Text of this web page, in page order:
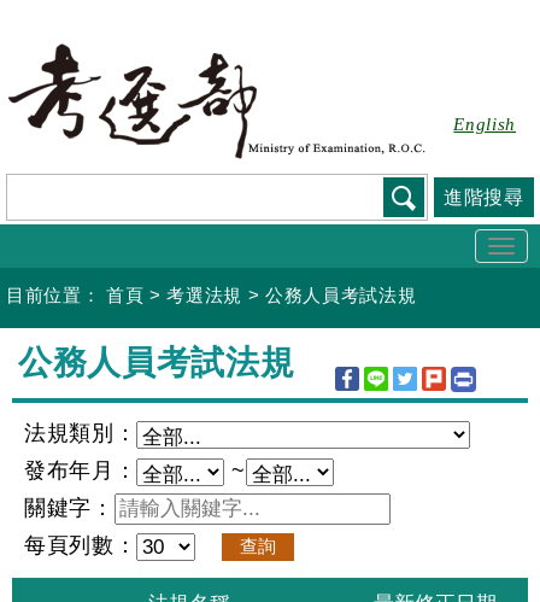
要
容
English
進階搜尋
目前位置： 首頁 >考選法規 >公務人員考試法規
:::
公務人員考試法規
法規類別：
發布年月：
~
關鍵字：
每頁列數：